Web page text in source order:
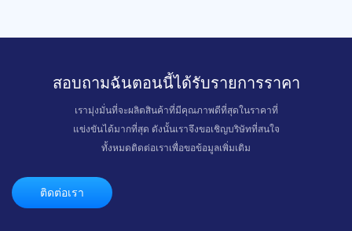
สอบถามฉันตอนนี้ได้รับรายการราคา
เรามุ่งมั่นที่จะผลิตสินค้าที่มีคุณภาพดีที่สุดในราคาที่
แข่งขันได้มากที่สุด ดังนั้นเราจึงขอเชิญบริษัทที่สนใจ
ทั้งหมดติดต่อเราเพื่อขอข้อมูลเพิ่มเติม
ติดต่อเรา